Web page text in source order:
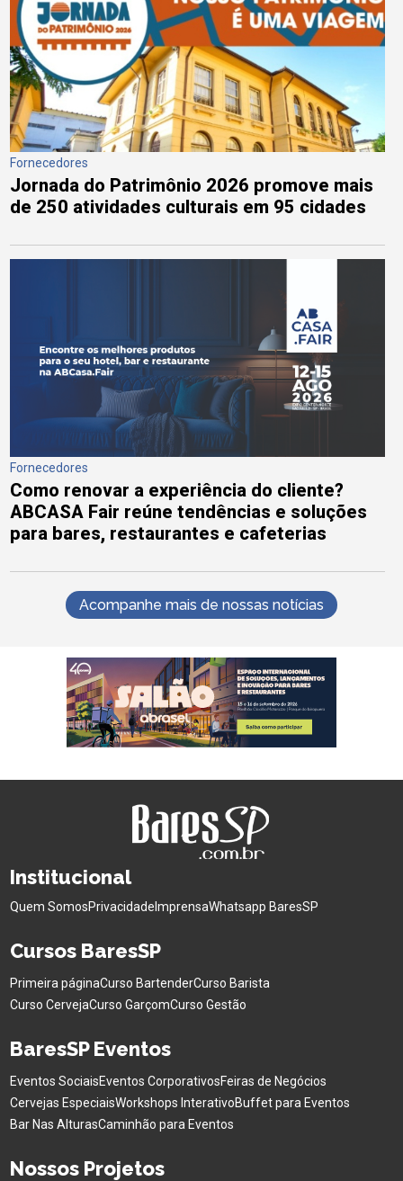
Fornecedores
Jornada do Patrimônio 2026 promove mais
de 250 atividades culturais em 95 cidades
Fornecedores
Como renovar a experiência do cliente?
ABCASA Fair reúne tendências e soluções
para bares, restaurantes e cafeterias
Acompanhe mais de nossas notícias
Institucional
Quem SomosPrivacidade ImprensaWhatsapp BaresSP
Cursos BaresSP
Primeira páginaCurso BartenderCurso Barista
Curso CervejaCurso GarçomCurso Gestão
BaresSP Eventos
Eventos SociaisEventos CorporativosFeiras de Negócios
Cervejas EspeciaisWorkshops InterativoBuffet para Eventos
Bar Nas AlturasCaminhão para Eventos
Nossos Projetos